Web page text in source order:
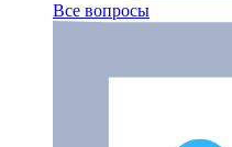
Все вопросы